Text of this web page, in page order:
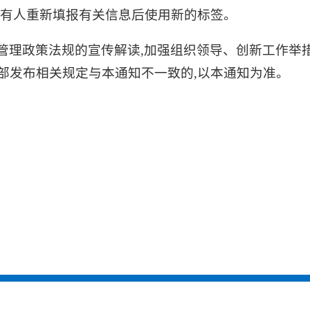
人重新填报有关信息后使用新的标签。
理政策法规的宣传解读,加强组织领导、创新工作举
布相关规定与本通知不一致的,以本通知为准。